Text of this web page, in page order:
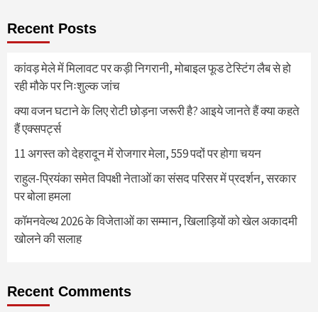
Recent Posts
कांवड़ मेले में मिलावट पर कड़ी निगरानी, मोबाइल फूड टेस्टिंग लैब से हो
रही मौके पर निःशुल्क जांच
क्या वजन घटाने के लिए रोटी छोड़ना जरूरी है? आइये जानते हैं क्या कहते
हैं एक्सपर्ट्स
11 अगस्त को देहरादून में रोजगार मेला, 559 पदों पर होगा चयन
राहुल-प्रियंका समेत विपक्षी नेताओं का संसद परिसर में प्रदर्शन, सरकार
पर बोला हमला
कॉमनवेल्थ 2026 के विजेताओं का सम्मान, खिलाड़ियों को खेल अकादमी
खोलने की सलाह
Recent Comments